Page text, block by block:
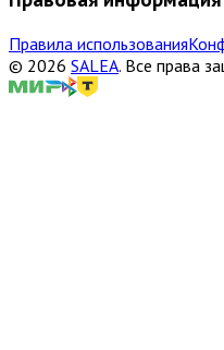
Правила использования
© 2026 SALEA. Все права